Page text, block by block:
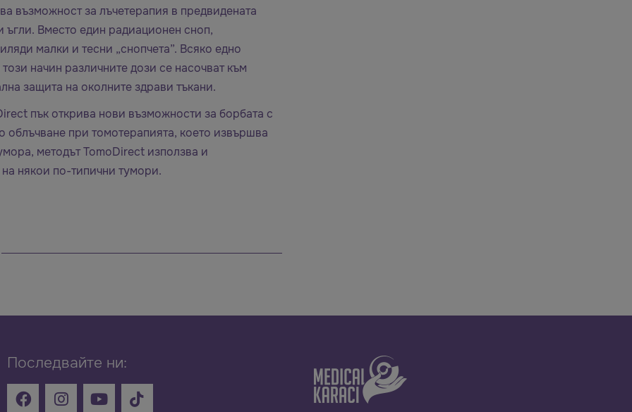
възможност за лъчетерапия в предвидената
ъгли. Вместо един радиационен сноп,
малки и тесни „снопчета”. Всяко едно
начин различните дози се насочват към
защита на околните здрави тъкани.
пък открива нови възможности за борбата с
при томотерапията, което извършва
методът TomoDirect използва и
някои по-типични тумори.
Последвайте ни: